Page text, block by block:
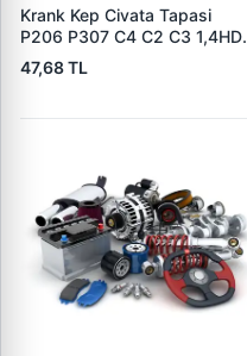
Krank Kep Civata Tapasi
P206 P307 C4 C2 C3 1,4HDI
/ 1,6HDI Focus Fiesta Fusion
1,4TDCI / 1,6TDCI | KAYLAS
0167.82
47,68 TL